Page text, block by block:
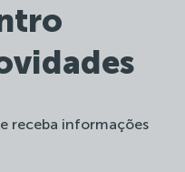
receba informações